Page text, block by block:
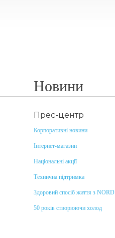
Новини
Прес-центр
Корпоративні новини
Інтернет-магазин
Національні акції
Технична підтримка
Здоровий спосіб життя з NORD
50 років створюючи холод